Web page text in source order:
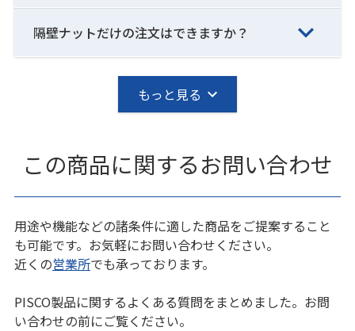
隔壁ナットだけの注文はできますか？
もっと見る
この商品に関するお問い合わせ
用途や機能などの諸条件に適した商品をご提案すること
も可能です。お気軽にお問い合わせください。
近くの営業所でも承っております。
PISCO製品に関するよくある質問をまとめました。お問
い合わせの前にご覧ください。